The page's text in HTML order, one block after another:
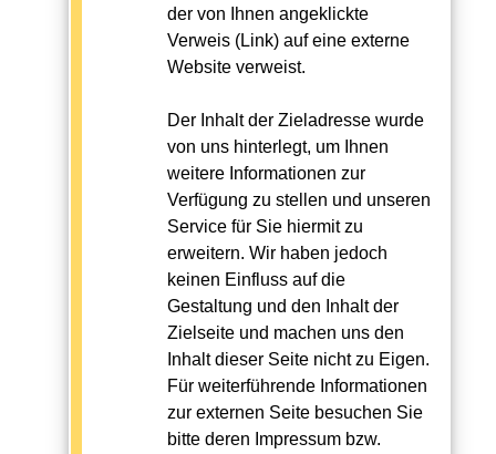
der von Ihnen angeklickte
Verweis (Link) auf eine externe
Website verweist.
Der Inhalt der Zieladresse wurde
von uns hinterlegt, um Ihnen
weitere Informationen zur
Verfügung zu stellen und unseren
Service für Sie hiermit zu
erweitern. Wir haben jedoch
keinen Einfluss auf die
Gestaltung und den Inhalt der
Zielseite und machen uns den
Inhalt dieser Seite nicht zu Eigen.
Für weiterführende Informationen
zur externen Seite besuchen Sie
bitte deren Impressum bzw.